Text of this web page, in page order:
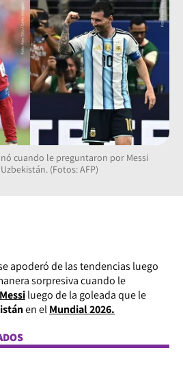
cuando le preguntaron por Messi
(Fotos: AFP)
apoderó de las tendencias luego
sorpresiva cuando le
luego de la goleada que le
en elMundial 2026.